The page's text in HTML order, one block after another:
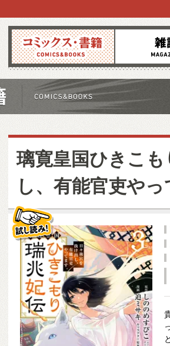
コミックス 雑誌
璃寛皇国ひきこ
し、有能官吏やっ
試し読み！